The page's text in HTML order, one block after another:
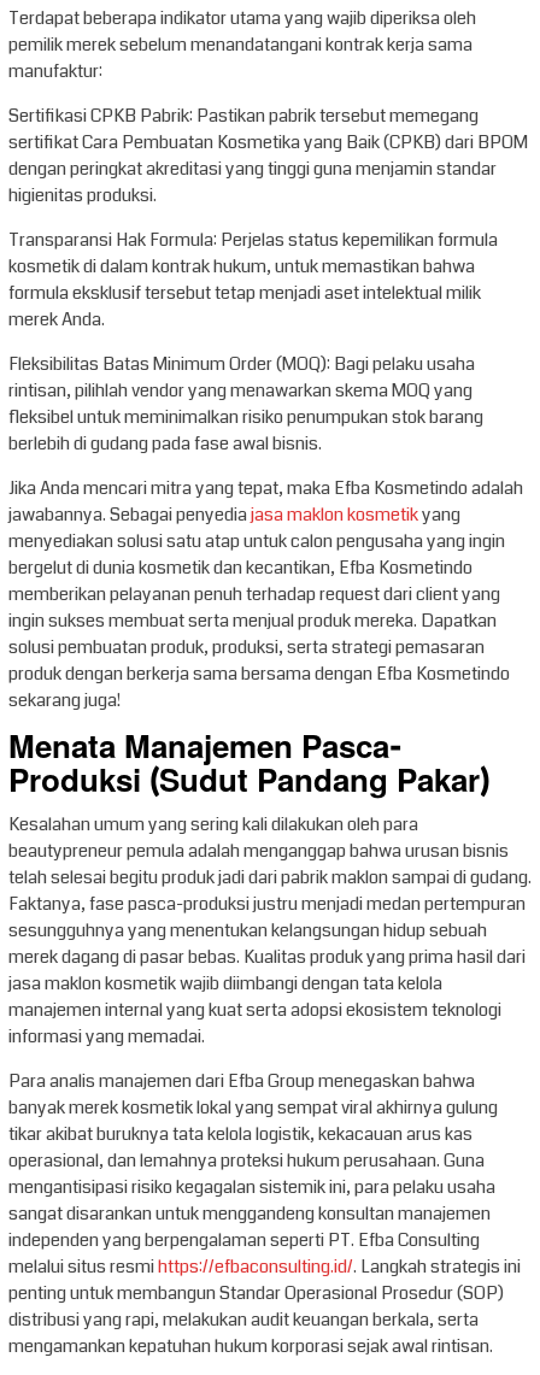
Terdapat beberapa indikator utama yang wajib diperiksa oleh
pemilik merek sebelum menandatangani kontrak kerja sama
manufaktur:
Sertifikasi CPKB Pabrik: Pastikan pabrik tersebut memegang
sertifikat Cara Pembuatan Kosmetika yang Baik (CPKB) dari BPOM
dengan peringkat akreditasi yang tinggi guna menjamin standar
higienitas produksi.
Transparansi Hak Formula: Perjelas status kepemilikan formula
kosmetik di dalam kontrak hukum, untuk memastikan bahwa
formula eksklusif tersebut tetap menjadi aset intelektual milik
merek Anda.
Fleksibilitas Batas Minimum Order (MOQ): Bagi pelaku usaha
rintisan, pilihlah vendor yang menawarkan skema MOQ yang
fleksibel untuk meminimalkan risiko penumpukan stok barang
berlebih di gudang pada fase awal bisnis.
Jika Anda mencari mitra yang tepat, maka Efba Kosmetindo adalah
jawabannya. Sebagai penyediajasa maklon kosmetikyang
menyediakan solusi satu atap untuk calon pengusaha yang ingin
bergelut di dunia kosmetik dan kecantikan, Efba Kosmetindo
memberikan pelayanan penuh terhadap request dari client yang
ingin sukses membuat serta menjual produk mereka. Dapatkan
solusi pembuatan produk, produksi, serta strategi pemasaran
produk dengan berkerja sama bersama dengan Efba Kosmetindo
sekarang juga!
Menata Manajemen Pasca-
Produksi (Sudut Pandang Pakar)
Kesalahan umum yang sering kali dilakukan oleh para
beautypreneur pemula adalah menganggap bahwa urusan bisnis
telah selesai begitu produk jadi dari pabrik maklon sampai di gudang.
Faktanya, fase pasca-produksi justru menjadi medan pertempuran
sesungguhnya yang menentukan kelangsungan hidup sebuah
merek dagang di pasar bebas. Kualitas produk yang prima hasil dari
jasa maklon kosmetik wajib diimbangi dengan tata kelola
manajemen internal yang kuat serta adopsi ekosistem teknologi
informasi yang memadai.
Para analis manajemen dari Efba Group menegaskan bahwa
banyak merek kosmetik lokal yang sempat viral akhirnya gulung
tikar akibat buruknya tata kelola logistik, kekacauan arus kas
operasional, dan lemahnya proteksi hukum perusahaan. Guna
mengantisipasi risiko kegagalan sistemik ini, para pelaku usaha
sangat disarankan untuk menggandeng konsultan manajemen
independen yang berpengalaman seperti PT. Efba Consulting
melalui situs resmihttps://efbaconsulting.id/. Langkah strategis ini
penting untuk membangun Standar Operasional Prosedur (SOP)
distribusi yang rapi, melakukan audit keuangan berkala, serta
mengamankan kepatuhan hukum korporasi sejak awal rintisan.